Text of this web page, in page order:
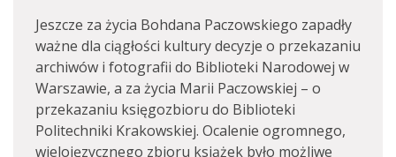
Jeszcze za życia Bohdana Paczowskiego zapadły
ważne dla ciągłości kultury decyzje o przekazaniu
archiwów i fotografii do Biblioteki Narodowej w
Warszawie, a za życia Marii Paczowskiej – o
przekazaniu księgozbioru do Biblioteki
Politechniki Krakowskiej. Ocalenie ogromnego,
wielojęzycznego zbioru książek było możliwe